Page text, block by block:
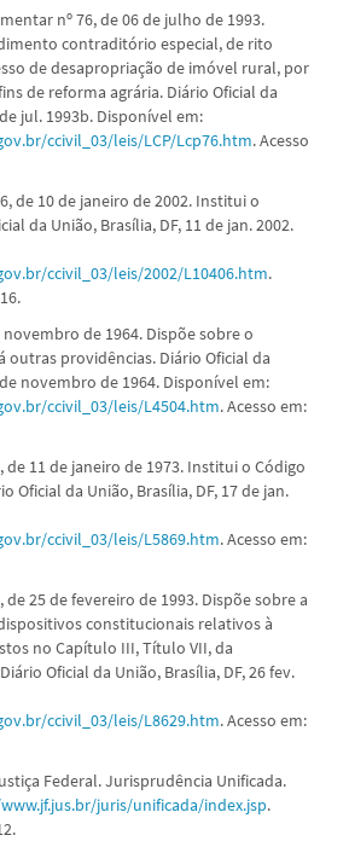
nº 76, de 06 de julho de 1993.
contraditório especial, de rito
de desapropriação de imóvel rural, por
de reforma agrária. Diário Oficial da
jul. 1993b. Disponível em:
ccivil_03/leis/LCP/Lcp76.htm. Acesso
de 10 de janeiro de 2002. Institui o
da União, Brasília, DF, 11 de jan. 2002.
ccivil_03/leis/2002/L10406.htm.
novembro de 1964. Dispõe sobre o
outras providências. Diário Oficial da
novembro de 1964. Disponível em:
ccivil_03/leis/L4504.htm. Acesso em:
de 11 de janeiro de 1973. Institui o Código
Oficial da União, Brasília, DF, 17 de jan.
ccivil_03/leis/L5869.htm. Acesso em:
de 25 de fevereiro de 1993. Dispõe sobre a
constitucionais relativos à
no Capítulo III, Título VII, da
Oficial da União, Brasília, DF, 26 fev.
ccivil_03/leis/L8629.htm. Acesso em:
Federal. Jurisprudência Unificada.
juris/unificada/index.jsp.